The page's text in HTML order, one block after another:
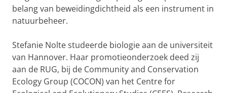
belang van beweidingdichtheid als een instrument in
natuurbeheer.
Stefanie Nolte studeerde biologie aan de universiteit
van Hannover. Haar promotieonderzoek deed zij
aan de RUG, bij de Community and Conservation
Ecology Group (COCON) van het Centre for